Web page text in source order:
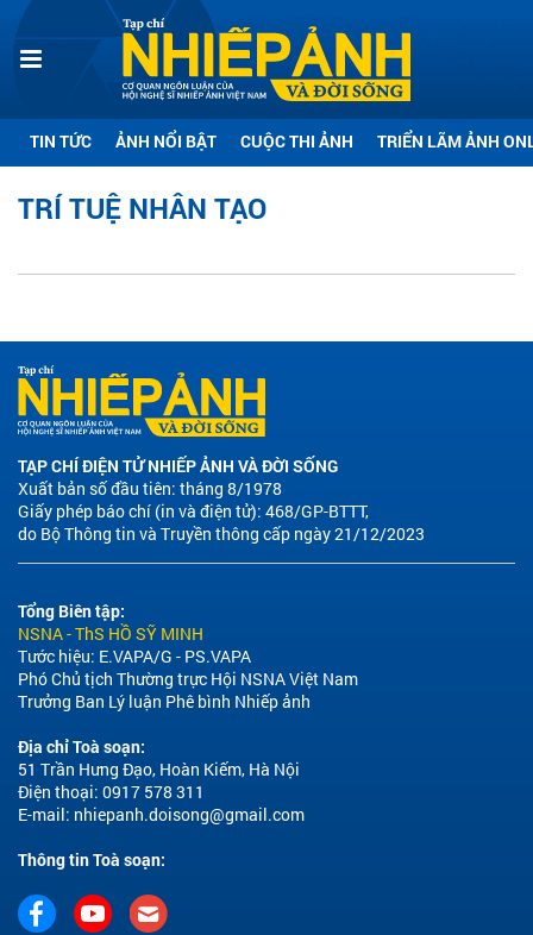
TIN TỨC ẢNH NỔI BẬT CUỘC THI ẢNH TRIỂN LÃM ẢNH
TRÍ TUỆ NHÂN TẠO
TẠP CHÍ ĐIỆN TỬ NHIẾP ẢNH VÀ ĐỜI SỐNG
Xuất bản số đầu tiên: tháng 8/1978
Giấy phép báo chí (in và điện tử): 468/GP-BTTT,
do Bộ Thông tin và Truyền thông cấp ngày 21/12/2023
Tổng Biên tập:
NSNA - ThS HỒ SỸ MINH
Tước hiệu: E.VAPA/G - PS.VAPA
Phó Chủ tịch Thường trực Hội NSNA Việt Nam
Trưởng Ban Lý luận Phê bình Nhiếp ảnh
Địa chỉ Toà soạn:
51 Trần Hưng Đạo, Hoàn Kiếm, Hà Nội
Điện thoại: 0917 578 311
E-mail: nhiepanh.doisong@gmail.com
Thông tin Toà soạn: